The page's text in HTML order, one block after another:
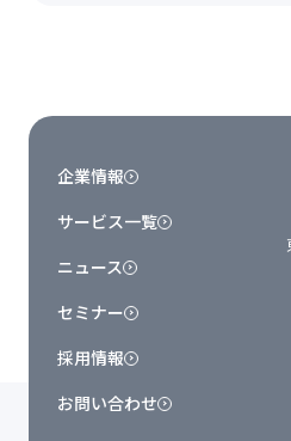
企業情報
サービス一覧
ニュース
セミナー
採用情報
お問い合わせ